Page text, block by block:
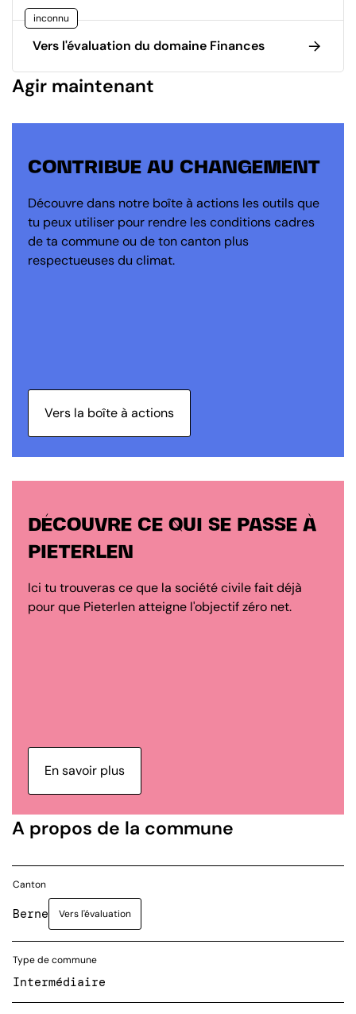
inconnu
Vers l'évaluation du domaine Finances
Agir maintenant
CONTRIBUE AU CHANGEMENT
Découvre dans notre boîte à actions les outils que
tu peux utiliser pour rendre les conditions cadres
de ta commune ou de ton canton plus
respectueuses du climat.
Vers la boîte à actions
DÉCOUVRE CE QUI SE PASSE À
PIETERLEN
Ici tu trouveras ce que la société civile fait déjà
pour que Pieterlen atteigne l'objectif zéro net.
En savoir plus
A propos de la commune
Canton
Berne Vers l'évaluation
Type de commune
Intermédiaire